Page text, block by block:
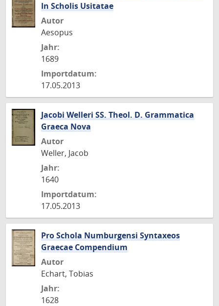
In Scholis Usitatae
Autor
Aesopus
Jahr:
1689
Importdatum:
17.05.2013
Jacobi Welleri SS. Theol. D. Grammatica
Graeca Nova
Autor
Weller, Jacob
Jahr:
1640
Importdatum:
17.05.2013
Pro Schola Numburgensi Syntaxeos
Graecae Compendium
Autor
Echart, Tobias
Jahr:
1628